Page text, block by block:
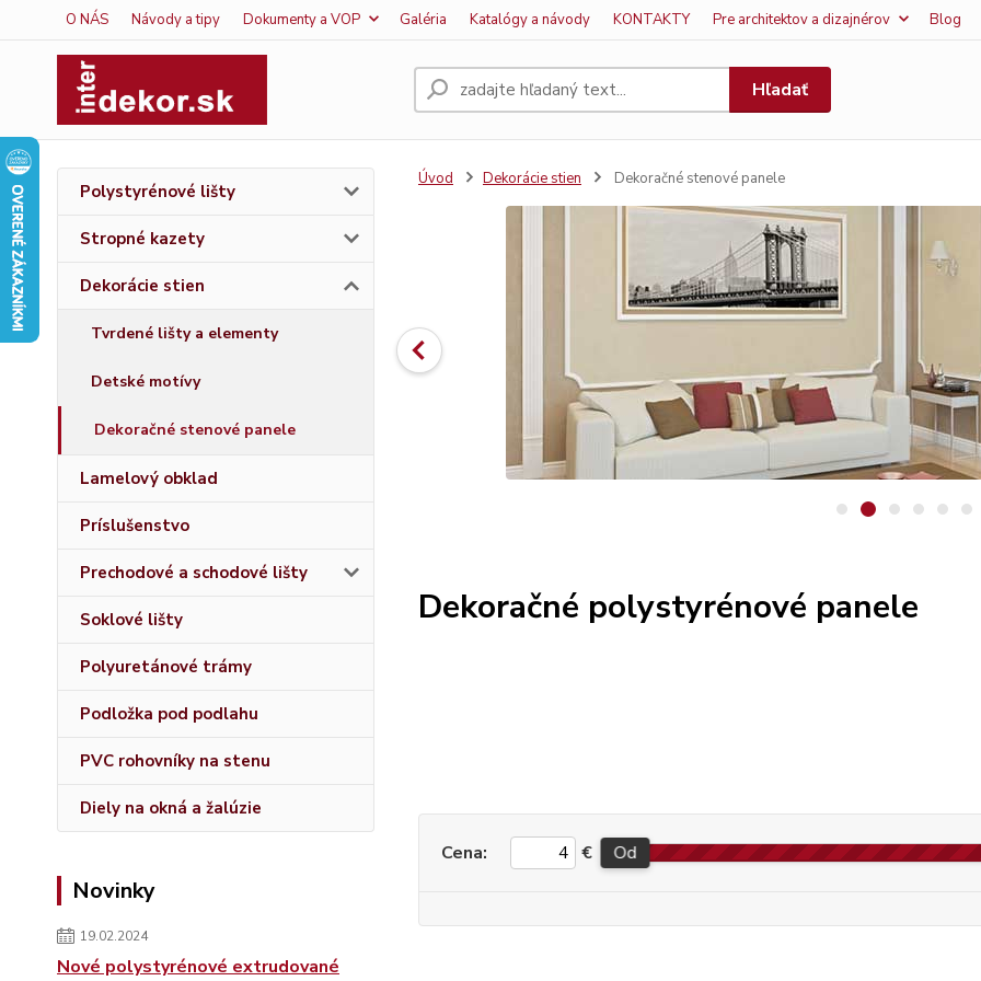
O NÁS Návody a tipy Dokumenty a VOP Galéria Katalógy a návody KONTAKTY Pre architektov a dizajnérov Blog
Hľadať
Polystyrénové lišty
Stropné kazety
Dekorácie stien
Tvrdené lišty a elementy
Detské motívy
Dekoračné stenové panele
Lamelový obklad
Príslušenstvo
Prechodové a schodové lišty
Soklové lišty
Polyuretánové trámy
Podložka pod podlahu
PVC rohovníky na stenu
Diely na okná a žalúzie
Novinky
19.02.2024
Nové polystyrénové extrudované
Úvod Dekorácie stien Dekoračné stenové panele
Dekoračné polystyrénové panele
Cena: € Od